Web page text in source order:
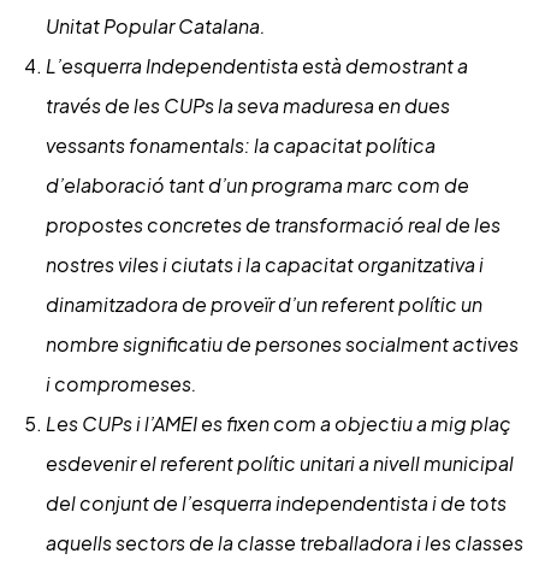
Unitat Popular Catalana.
L’esquerra Independentista està demostrant a
través de les CUPs la seva maduresa en dues
vessants fonamentals: la capacitat política
d’elaboració tant d’un programa marc com de
propostes concretes de transformació real de les
nostres viles i ciutats i la capacitat organitzativa i
dinamitzadora de proveïr d’un referent polític un
nombre significatiu de persones socialment actives
i compromeses.
Les CUPs i l’AMEI es fixen com a objectiu a mig plaç
esdevenir el referent polític unitari a nivell municipal
del conjunt de l’esquerra independentista i de tots
aquells sectors de la classe treballadora i les classes